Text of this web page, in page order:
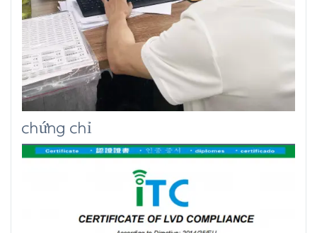
chứng chỉ